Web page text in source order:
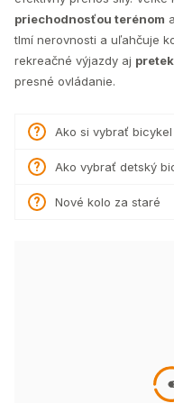
priechodnosťou terénom
tlmí nerovnosti a uľahčuje
rekreačné výjazdy aj
presné ovládanie.
Ako si vybrať
Ako vybrať detský
Nové kolo za staré